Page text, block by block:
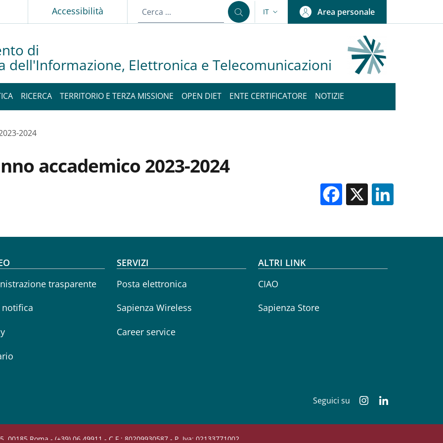
Accessibilità SELETTORE LINGUA: CURRENT LANGUAGE
IT Area personale
di
dell'Informazione, Elettronica e Telecomunicazioni
RICERCA TERRITORIO E TERZA MISSIONE OPEN DIET ENTE CERTIFICATORE NOTIZIE
2024
accademico 2023-2024
Facebook
X
menu
trasparente
SERVIZI
Posta elettronica
Sapienza Wireless
Career service
ALTRI LINK
CIAO
Sapienza Store
Seguici su Instagram
Roma - (+39) 06 49911 - C.F.: 80209930587 - P. Iva: 02133771002